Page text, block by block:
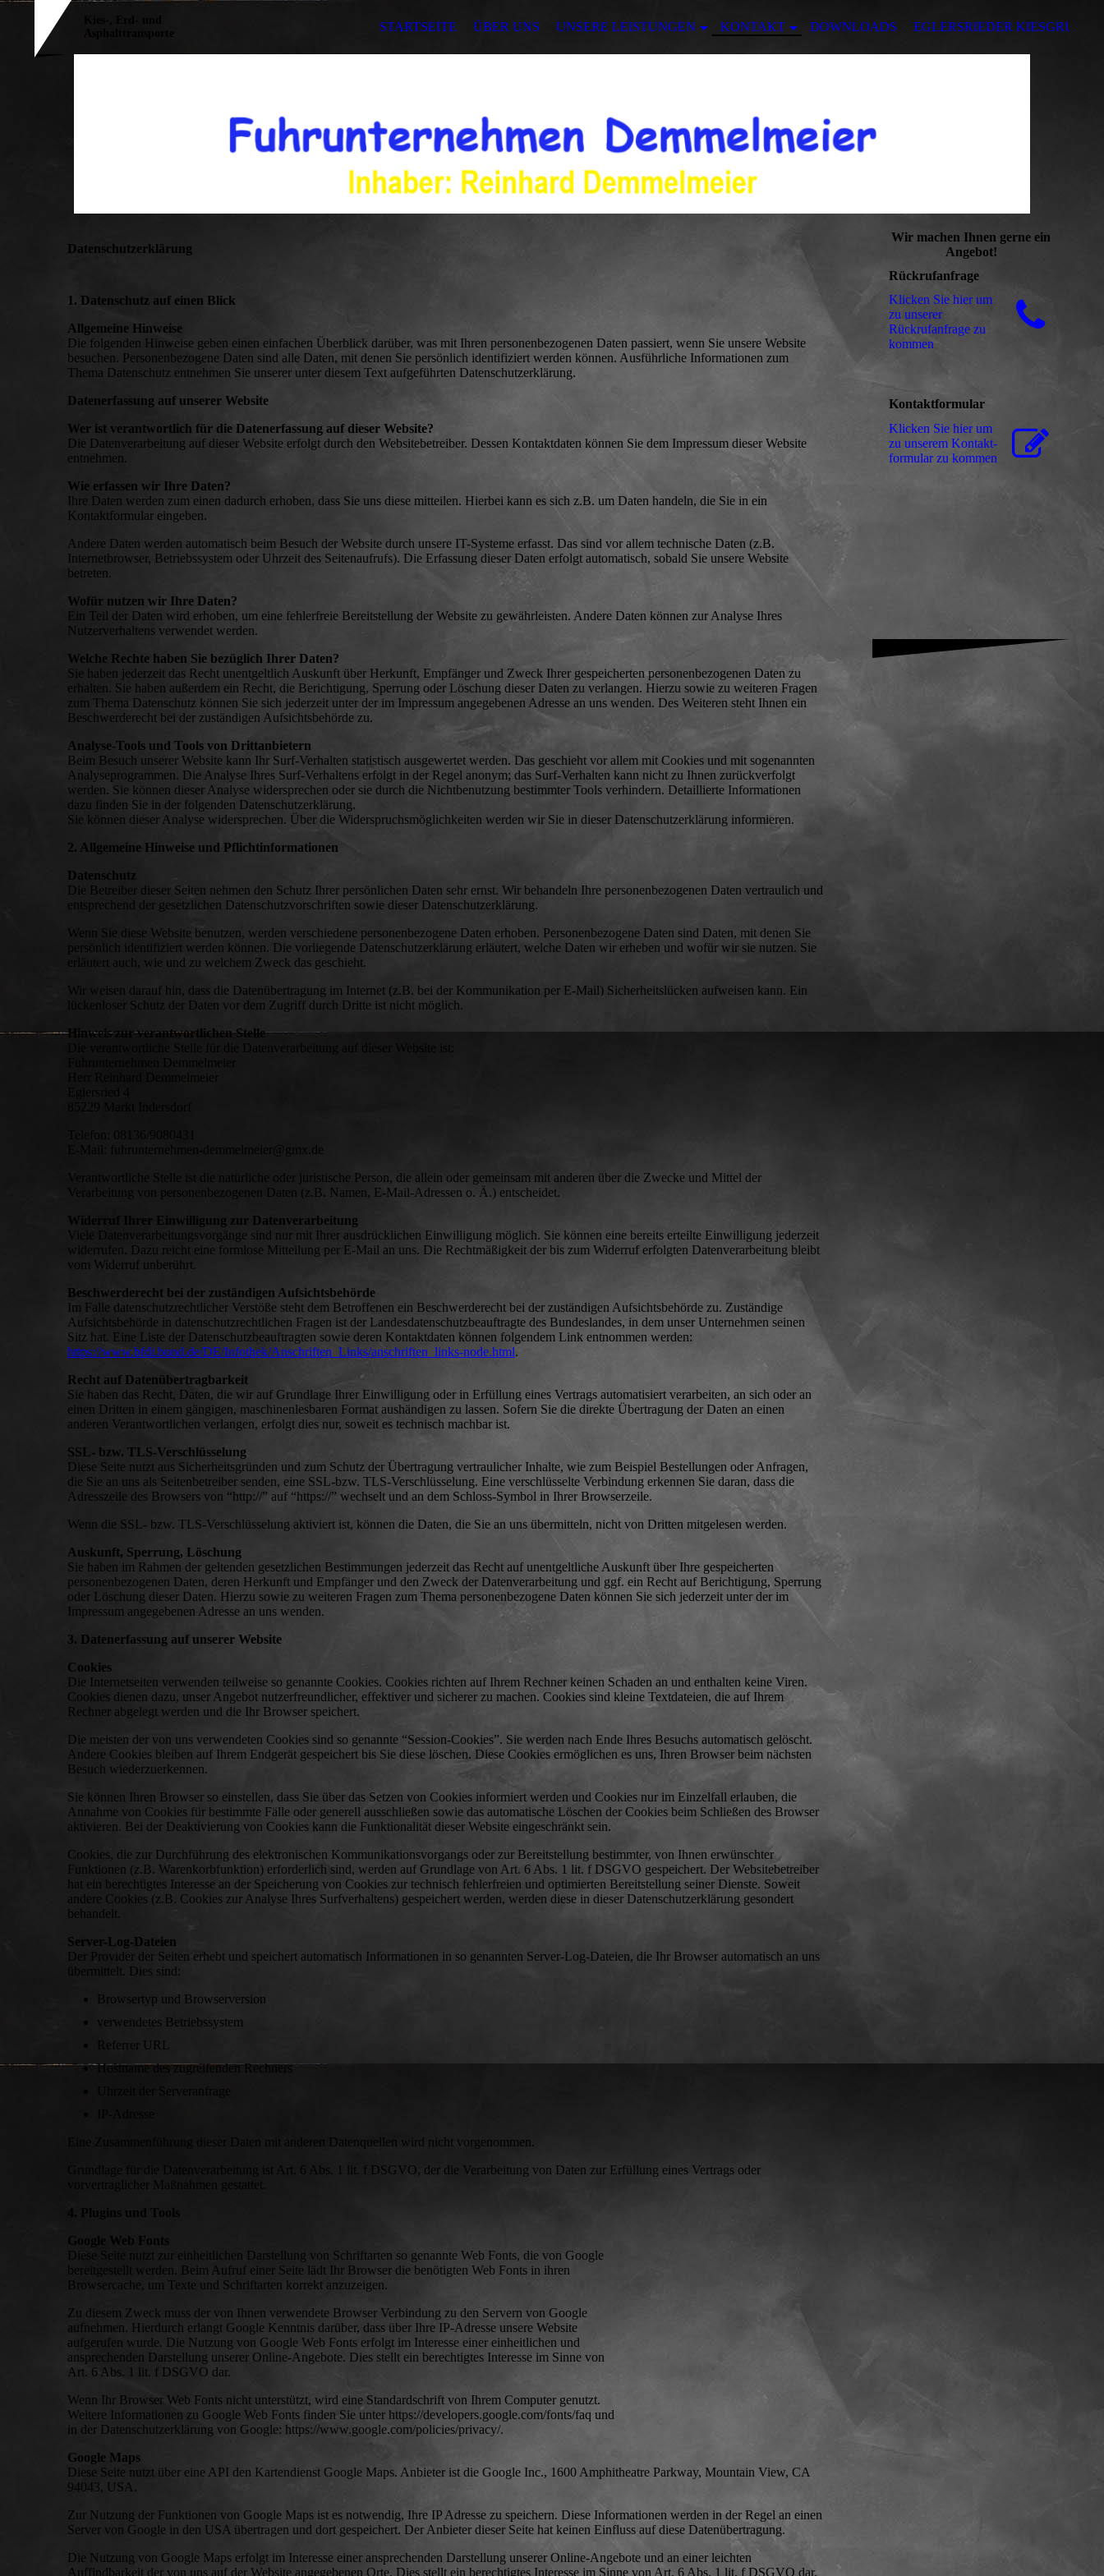
STARTSEITE ÜBER UNS UNSERE LEISTUNGEN KONTAKT DOWNLOADS EGLERSRIEDER KIESGRUBE
Datenschutzerklärung
1. Datenschutz auf einen Blick
Allgemeine Hinweise
Die folgenden Hinweise geben einen einfachen Überblick darüber, was mit Ihren personenbezogenen Daten passiert, wenn Sie unsere Website
besuchen. Personenbezogene Daten sind alle Daten, mit denen Sie persönlich identifiziert werden können. Ausführliche Informationen zum
Thema Datenschutz entnehmen Sie unserer unter diesem Text aufgeführten Datenschutzerklärung.
Datenerfassung auf unserer Website
Wer ist verantwortlich für die Datenerfassung auf dieser Website?
Die Datenverarbeitung auf dieser Website erfolgt durch den Websitebetreiber. Dessen Kontaktdaten können Sie dem Impressum dieser Website
entnehmen.
Wie erfassen wir Ihre Daten?
Ihre Daten werden zum einen dadurch erhoben, dass Sie uns diese mitteilen. Hierbei kann es sich z.B. um Daten handeln, die Sie in ein
Kontaktformular eingeben.
Andere Daten werden automatisch beim Besuch der Website durch unsere IT-Systeme erfasst. Das sind vor allem technische Daten (z.B.
Internetbrowser, Betriebssystem oder Uhrzeit des Seitenaufrufs). Die Erfassung dieser Daten erfolgt automatisch, sobald Sie unsere Website
betreten.
Wofür nutzen wir Ihre Daten?
Ein Teil der Daten wird erhoben, um eine fehlerfreie Bereitstellung der Website zu gewährleisten. Andere Daten können zur Analyse Ihres
Nutzerverhaltens verwendet werden.
Welche Rechte haben Sie bezüglich Ihrer Daten?
Sie haben jederzeit das Recht unentgeltlich Auskunft über Herkunft, Empfänger und Zweck Ihrer gespeicherten personenbezogenen Daten zu
erhalten. Sie haben außerdem ein Recht, die Berichtigung, Sperrung oder Löschung dieser Daten zu verlangen. Hierzu sowie zu weiteren Fragen
zum Thema Datenschutz können Sie sich jederzeit unter der im Impressum angegebenen Adresse an uns wenden. Des Weiteren steht Ihnen ein
Beschwerderecht bei der zuständigen Aufsichtsbehörde zu.
Analyse-Tools und Tools von Drittanbietern
Beim Besuch unserer Website kann Ihr Surf-Verhalten statistisch ausgewertet werden. Das geschieht vor allem mit Cookies und mit sogenannten
Analyseprogrammen. Die Analyse Ihres Surf-Verhaltens erfolgt in der Regel anonym; das Surf-Verhalten kann nicht zu Ihnen zurückverfolgt
werden. Sie können dieser Analyse widersprechen oder sie durch die Nichtbenutzung bestimmter Tools verhindern. Detaillierte Informationen
dazu finden Sie in der folgenden Datenschutzerklärung.
Sie können dieser Analyse widersprechen. Über die Widerspruchsmöglichkeiten werden wir Sie in dieser Datenschutzerklärung informieren.
2. Allgemeine Hinweise und Pflichtinformationen
Datenschutz
Die Betreiber dieser Seiten nehmen den Schutz Ihrer persönlichen Daten sehr ernst. Wir behandeln Ihre personenbezogenen Daten vertraulich und
entsprechend der gesetzlichen Datenschutzvorschriften sowie dieser Datenschutzerklärung.
Wenn Sie diese Website benutzen, werden verschiedene personenbezogene Daten erhoben. Personenbezogene Daten sind Daten, mit denen Sie
persönlich identifiziert werden können. Die vorliegende Datenschutzerklärung erläutert, welche Daten wir erheben und wofür wir sie nutzen. Sie
erläutert auch, wie und zu welchem Zweck das geschieht.
Wir weisen darauf hin, dass die Datenübertragung im Internet (z.B. bei der Kommunikation per E-Mail) Sicherheitslücken aufweisen kann. Ein
lückenloser Schutz der Daten vor dem Zugriff durch Dritte ist nicht möglich.
Hinweis zur verantwortlichen Stelle
Die verantwortliche Stelle für die Datenverarbeitung auf dieser Website ist:
Fuhrunternehmen Demmelmeier
E-Mail: fuhrunternehmen-demmelmeier@gmx.de
Verantwortliche Stelle ist die natürliche oder juristische Person, die allein oder gemeinsam mit anderen über die Zwecke und Mittel der
Verarbeitung von personenbezogenen Daten (z.B. Namen, E-Mail-Adressen o. Ä.) entscheidet.
Widerruf Ihrer Einwilligung zur Datenverarbeitung
Viele Datenverarbeitungsvorgänge sind nur mit Ihrer ausdrücklichen Einwilligung möglich. Sie können eine bereits erteilte Einwilligung jederzeit
widerrufen. Dazu reicht eine formlose Mitteilung per E-Mail an uns. Die Rechtmäßigkeit der bis zum Widerruf erfolgten Datenverarbeitung bleibt
vom Widerruf unberührt.
Beschwerderecht bei der zuständigen Aufsichtsbehörde
Im Falle datenschutzrechtlicher Verstöße steht dem Betroffenen ein Beschwerderecht bei der zuständigen Aufsichtsbehörde zu. Zuständige
Aufsichtsbehörde in datenschutzrechtlichen Fragen ist der Landesdatenschutzbeauftragte des Bundeslandes, in dem unser Unternehmen seinen
Sitz hat. Eine Liste der Datenschutzbeauftragten sowie deren Kontaktdaten können folgendem Link entnommen werden:
https://www.bfdi.bund.de/DE/Infothek/Anschriften_Links/anschriften_links-node.html.
Recht auf Datenübertragbarkeit
Sie haben das Recht, Daten, die wir auf Grundlage Ihrer Einwilligung oder in Erfüllung eines Vertrags automatisiert verarbeiten, an sich oder an
einen Dritten in einem gängigen, maschinenlesbaren Format aushändigen zu lassen. Sofern Sie die direkte Übertragung der Daten an einen
anderen Verantwortlichen verlangen, erfolgt dies nur, soweit es technisch machbar ist.
SSL- bzw. TLS-Verschlüsselung
Diese Seite nutzt aus Sicherheitsgründen und zum Schutz der Übertragung vertraulicher Inhalte, wie zum Beispiel Bestellungen oder Anfragen,
die Sie an uns als Seitenbetreiber senden, eine SSL-bzw. TLS-Verschlüsselung. Eine verschlüsselte Verbindung erkennen Sie daran, dass die
Adresszeile des Browsers von “http://” auf “https://” wechselt und an dem Schloss-Symbol in Ihrer Browserzeile.
Wenn die SSL- bzw. TLS-Verschlüsselung aktiviert ist, können die Daten, die Sie an uns übermitteln, nicht von Dritten mitgelesen werden.
Auskunft, Sperrung, Löschung
Sie haben im Rahmen der geltenden gesetzlichen Bestimmungen jederzeit das Recht auf unentgeltliche Auskunft über Ihre gespeicherten
personenbezogenen Daten, deren Herkunft und Empfänger und den Zweck der Datenverarbeitung und ggf. ein Recht auf Berichtigung, Sperrung
oder Löschung dieser Daten. Hierzu sowie zu weiteren Fragen zum Thema personenbezogene Daten können Sie sich jederzeit unter der im
Impressum angegebenen Adresse an uns wenden.
3. Datenerfassung auf unserer Website
Cookies
Die Internetseiten verwenden teilweise so genannte Cookies. Cookies richten auf Ihrem Rechner keinen Schaden an und enthalten keine Viren.
Cookies dienen dazu, unser Angebot nutzerfreundlicher, effektiver und sicherer zu machen. Cookies sind kleine Textdateien, die auf Ihrem
Rechner abgelegt werden und die Ihr Browser speichert.
Die meisten der von uns verwendeten Cookies sind so genannte “Session-Cookies”. Sie werden nach Ende Ihres Besuchs automatisch gelöscht.
Andere Cookies bleiben auf Ihrem Endgerät gespeichert bis Sie diese löschen. Diese Cookies ermöglichen es uns, Ihren Browser beim nächsten
Besuch wiederzuerkennen.
Sie können Ihren Browser so einstellen, dass Sie über das Setzen von Cookies informiert werden und Cookies nur im Einzelfall erlauben, die
Annahme von Cookies für bestimmte Fälle oder generell ausschließen sowie das automatische Löschen der Cookies beim Schließen des Browser
aktivieren. Bei der Deaktivierung von Cookies kann die Funktionalität dieser Website eingeschränkt sein.
Cookies, die zur Durchführung des elektronischen Kommunikationsvorgangs oder zur Bereitstellung bestimmter, von Ihnen erwünschter
Funktionen (z.B. Warenkorbfunktion) erforderlich sind, werden auf Grundlage von Art. 6 Abs. 1 lit. f DSGVO gespeichert. Der Websitebetreiber
hat ein berechtigtes Interesse an der Speicherung von Cookies zur technisch fehlerfreien und optimierten Bereitstellung seiner Dienste. Soweit
andere Cookies (z.B. Cookies zur Analyse Ihres Surfverhaltens) gespeichert werden, werden diese in dieser Datenschutzerklärung gesondert
behandelt.
Server-Log-Dateien
Der Provider der Seiten erhebt und speichert automatisch Informationen in so genannten Server-Log-Dateien, die Ihr Browser automatisch an uns
übermittelt. Dies sind:
Browsertyp und Browserversion
verwendetes Betriebssystem
Referrer URL
Hostname des zugreifenden Rechners
Eine Zusammenführung dieser Daten mit anderen Datenquellen wird nicht vorgenommen.
Grundlage für die Datenverarbeitung ist Art. 6 Abs. 1 lit. f DSGVO, der die Verarbeitung von Daten zur Erfüllung eines Vertrags oder
vorvertraglicher Maßnahmen gestattet.
4. Plugins und Tools
Google Web Fonts
Diese Seite nutzt zur einheitlichen Darstellung von Schriftarten so genannte Web Fonts, die von Google
bereitgestellt werden. Beim Aufruf einer Seite lädt Ihr Browser die benötigten Web Fonts in ihren
Browsercache, um Texte und Schriftarten korrekt anzuzeigen.
Zu diesem Zweck muss der von Ihnen verwendete Browser Verbindung zu den Servern von Google
aufnehmen. Hierdurch erlangt Google Kenntnis darüber, dass über Ihre IP-Adresse unsere Website
aufgerufen wurde. Die Nutzung von Google Web Fonts erfolgt im Interesse einer einheitlichen und
ansprechenden Darstellung unserer Online-Angebote. Dies stellt ein berechtigtes Interesse im Sinne von
Art. 6 Abs. 1 lit. f DSGVO dar.
Wenn Ihr Browser Web Fonts nicht unterstützt, wird eine Standardschrift von Ihrem Computer genutzt.
Weitere Informationen zu Google Web Fonts finden Sie unter https://developers.google.com/fonts/faq und
in der Datenschutzerklärung von Google: https://www.google.com/policies/privacy/.
Google Maps
Diese Seite nutzt über eine API den Kartendienst Google Maps. Anbieter ist die Google Inc., 1600 Amphitheatre Parkway, Mountain View, CA
94043, USA.
Zur Nutzung der Funktionen von Google Maps ist es notwendig, Ihre IP Adresse zu speichern. Diese Informationen werden in der Regel an einen
Server von Google in den USA übertragen und dort gespeichert. Der Anbieter dieser Seite hat keinen Einfluss auf diese Datenübertragung.
Die Nutzung von Google Maps erfolgt im Interesse einer ansprechenden Darstellung unserer Online-Angebote und an einer leichten
Auffindbarkeit der von uns auf der Website angegebenen Orte. Dies stellt ein berechtigtes Interesse im Sinne von Art. 6 Abs. 1 lit. f DSGVO dar.
Wir machen Ihnen gerne ein
Angebot!
Rückrufanfrage
Klicken Sie hier um
zu unserer
Rückrufanfrage zu
kommen
Kontaktformular
Klicken Sie hier um
zu unserem Kon­takt­
for­mu­lar zu kommen